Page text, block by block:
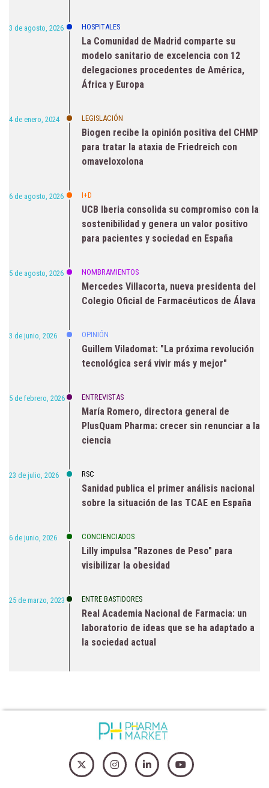
3 de agosto, 2026 HOSPITALES
La Comunidad de Madrid comparte su
modelo sanitario de excelencia con 12
delegaciones procedentes de América,
África y Europa
4 de enero, 2024 LEGISLACIÓN
Biogen recibe la opinión positiva del CHMP
para tratar la ataxia de Friedreich con
omaveloxolona
6 de agosto, 2026 I+D
UCB Iberia consolida su compromiso con la
sostenibilidad y genera un valor positivo
para pacientes y sociedad en España
5 de agosto, 2026 NOMBRAMIENTOS
Mercedes Villacorta, nueva presidenta del
Colegio Oficial de Farmacéuticos de Álava
3 de junio, 2026 OPINIÓN
Guillem Viladomat: "La próxima revolución
tecnológica será vivir más y mejor"
5 de febrero, 2026 ENTREVISTAS
María Romero, directora general de
PlusQuam Pharma: crecer sin renunciar a la
ciencia
23 de julio, 2026 RSC
Sanidad publica el primer análisis nacional
sobre la situación de las TCAE en España
6 de junio, 2026 CONCIENCIADOS
Lilly impulsa "Razones de Peso" para
visibilizar la obesidad
25 de marzo, 2023 ENTRE BASTIDORES
Real Academia Nacional de Farmacia: un
laboratorio de ideas que se ha adaptado a
la sociedad actual